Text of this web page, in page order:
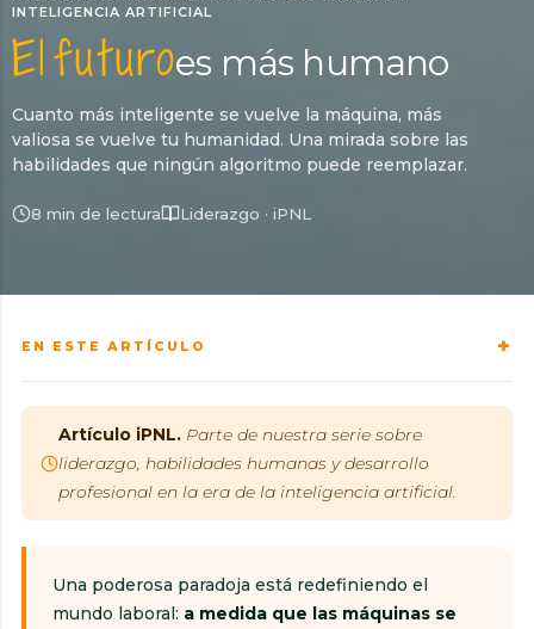
INTELIGENCIA ARTIFICIAL
El futuroes más humano
Cuanto más inteligente se vuelve la máquina, más
valiosa se vuelve tu humanidad. Una mirada sobre las
habilidades que ningún algoritmo puede reemplazar.
8 min de lectura Liderazgo · iPNL
EN ESTE ARTÍCULO
Artículo iPNL. Parte de nuestra serie sobre
liderazgo, habilidades humanas y desarrollo
profesional en la era de la inteligencia artificial.
Una poderosa paradoja está redefiniendo el
mundo laboral: a medida que las máquinas se